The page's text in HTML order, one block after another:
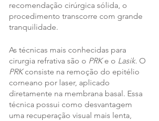
recomendação cirúrgica sólida, o
procedimento transcorre com grande
tranquilidade.
As técnicas mais conhecidas para
cirurgia refrativa são o PRK e o Lasik. O
PRK consiste na remoção do epitélio
corneano por laser, aplicado
diretamente na membrana basal. Essa
técnica possui como desvantagem
uma recuperação visual mais lenta,